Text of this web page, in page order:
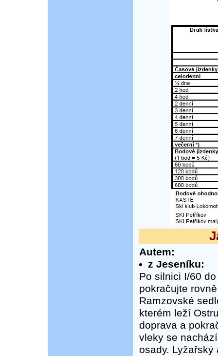
Autem:
z Jeseníku:
Po silnici I/60
pokračujte
Ramzovské
kterém leží
doprava a
vleky se
osady. Lyžařský